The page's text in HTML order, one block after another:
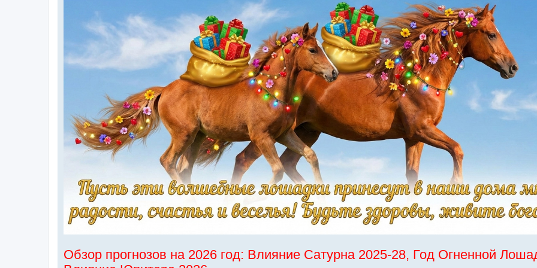
Обзор прогнозов на 2026 год: Влияние Сатурна 2025-28, Год Огненной